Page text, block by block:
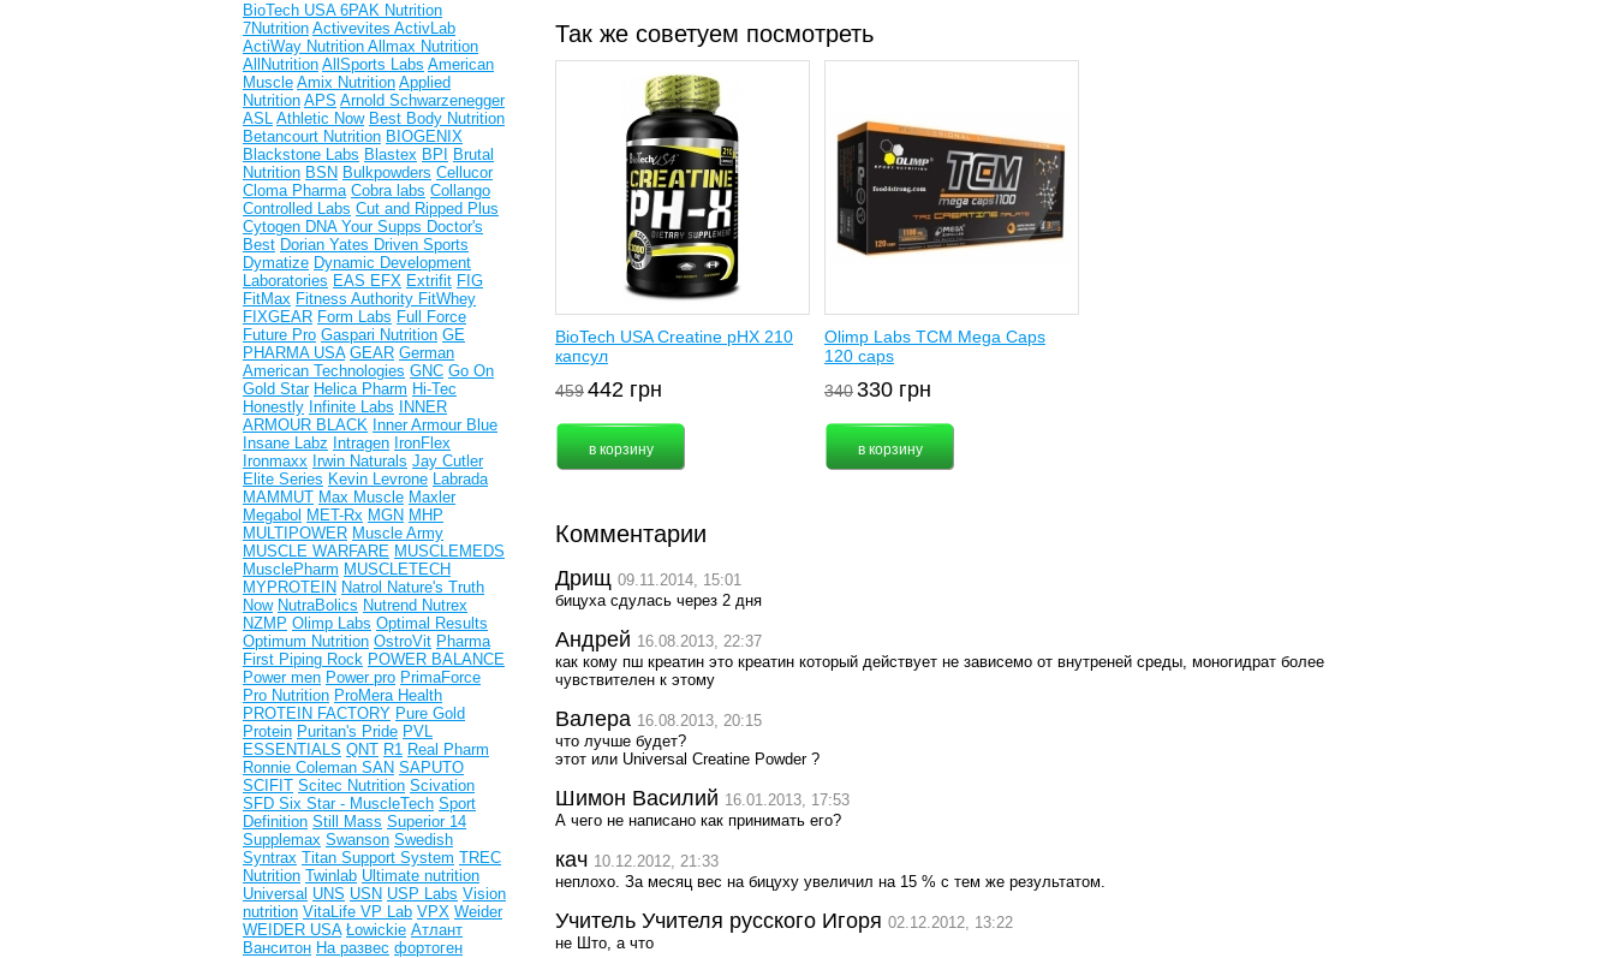
Так же советуем посмотреть
BioTech USA Creatine pHX 210
капсул
459442 грн
Olimp Labs TCM Mega Caps
120 caps
340330 грн
Комментарии
Дрищ 09.11.2014, 15:01
бицуха сдулась через 2 дня
Андрей 16.08.2013, 22:37
как кому пш креатин это креатин который действует не зависемо от внутреней среды, моногидрат более
чувствителен к этому
Валера 16.08.2013, 20:15
что лучше будет?
этот или Universal Creatine Powder ?
Шимон Василий 16.01.2013, 17:53
А чего не написано как принимать его?
кач 10.12.2012, 21:33
неплохо. За месяц вес на бицуху увеличил на 15 % с тем же результатом.
Учитель Учителя русского Игоря 02.12.2012, 13:22
не Што, а что
BioTech USA 6PAK Nutrition
7Nutrition Activevites ActivLab
ActiWay Nutrition Allmax Nutrition
AllNutrition AllSports Labs American
Muscle Amix Nutrition Applied
Nutrition APS Arnold Schwarzenegger
ASL Athletic Now Best Body Nutrition
Betancourt Nutrition BIOGENIX
Blackstone Labs Blastex BPI
Brutal
Nutrition BSN Bulkpowders Cellucor
Cloma Pharma Cobra labs Collango
Controlled Labs Cut and Ripped Plus
Cytogen DNA Your Supps Doctor's
Best Dorian Yates Driven Sports
Dymatize Dynamic Development
Laboratories EAS EFX Extrifit FIG
FitMax Fitness Authority FitWhey
FIXGEAR Form Labs Full Force
Future Pro Gaspari Nutrition GE
PHARMA USA GEAR German
American Technologies GNC Go On
Gold Star Helica Pharm Hi-Tec
Honestly Infinite Labs
INNER
ARMOUR BLACK Inner Armour Blue
Insane Labz Intragen IronFlex
Ironmaxx Irwin Naturals Jay Cutler
Elite Series Kevin Levrone Labrada
MAMMUT Max Muscle Maxler
Megabol MET-Rx MGN MHP
MULTIPOWER Muscle Army
MUSCLE WARFARE MUSCLEMEDS
MusclePharm MUSCLETECH
MYPROTEIN Natrol Nature's Truth
Now NutraBolics Nutrend Nutrex
NZMP Olimp Labs Optimal Results
Optimum Nutrition OstroVit Pharma
First Piping Rock POWER BALANCE
Power men Power pro PrimaForce
Pro Nutrition ProMera Health
PROTEIN FACTORY Pure Gold
Protein Puritan's Pride PVL
ESSENTIALS QNT R1 Real Pharm
Ronnie Coleman SAN SAPUTO
SCIFIT Scitec Nutrition Scivation
SFD Six Star - MuscleTech Sport
Definition Still Mass Superior 14
Supplemax Swanson Swedish
Syntrax Titan Support System TREC
Nutrition Twinlab Ultimate nutrition
Universal UNS USN USP Labs Vision
nutrition VitaLife VP Lab VPX Weider
WEIDER USA Łowickie Атлант
Ванситон На развес фортоген